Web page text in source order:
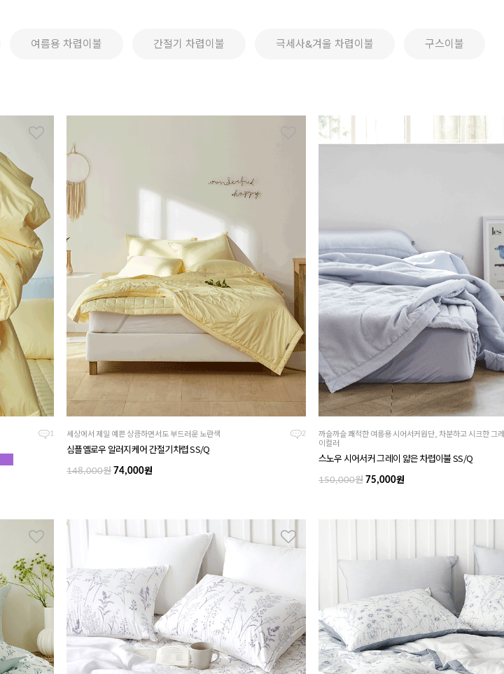
여름용 차렵이불 간절기 차렵이불 극세사&겨울 차렵이불 구스이불
1 2
세상에서 제일 예쁜 상큼하면서도 부드러운 노란색
심플옐로우 알러지케어 간절기차렵 SS/Q
148,000원 74,000원
까슬까슬 쾌적한 여름용 시어서커원단, 차분하고 시크한 그레
이컬러
스노우 시어서커 그레이 얇은 차렵이불 SS/Q
150,000원75,000원